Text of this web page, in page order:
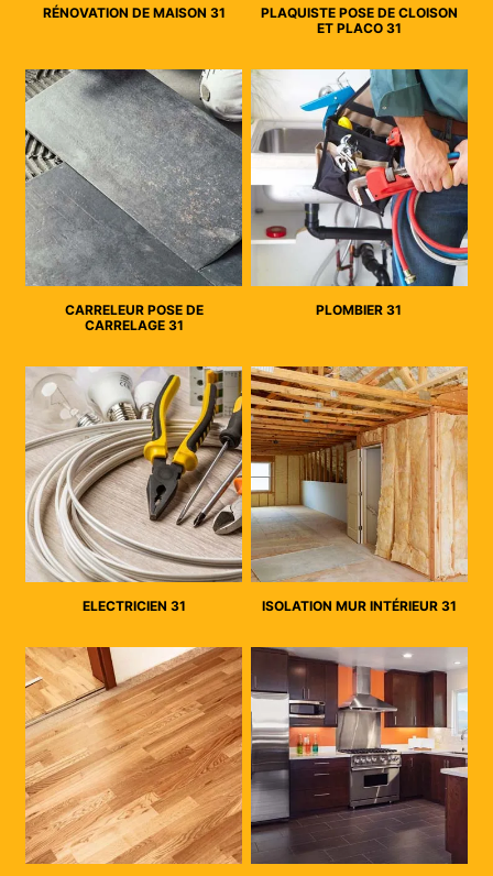
RÉNOVATION DE MAISON 31
PLAQUISTE POSE DE CLOISON
ET PLACO 31
CARRELEUR POSE DE
CARRELAGE 31
PLOMBIER 31
ELECTRICIEN 31 ISOLATION MUR INTÉRIEUR 31